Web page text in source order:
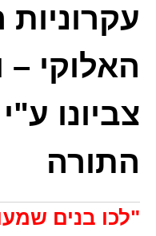
עקרוניות
האלוקי
צביונו
התורה
"לכו בנים